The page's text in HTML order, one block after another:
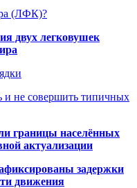
(ЛФК)?
двух легковушек
и не совершить типичных
границы населённых
актуализации
задержки
движения